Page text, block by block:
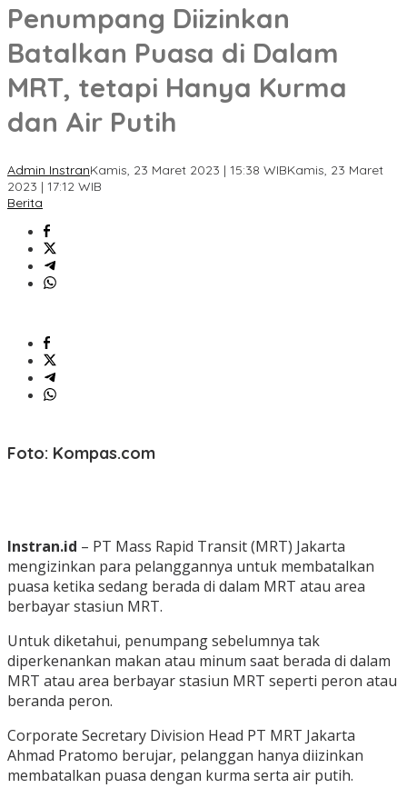
Penumpang Diizinkan
Batalkan Puasa di Dalam
MRT, tetapi Hanya Kurma
dan Air Putih
Admin InstranKamis, 23 Maret 2023 | 15:38 WIBKamis, 23 Maret
2023 | 17:12 WIB
Berita
Foto: Kompas.com
Instran.id – PT Mass Rapid Transit (MRT) Jakarta
mengizinkan para pelanggannya untuk membatalkan
puasa ketika sedang berada di dalam MRT atau area
berbayar stasiun MRT.
Untuk diketahui, penumpang sebelumnya tak
diperkenankan makan atau minum saat berada di dalam
MRT atau area berbayar stasiun MRT seperti peron atau
beranda peron.
Corporate Secretary Division Head PT MRT Jakarta
Ahmad Pratomo berujar, pelanggan hanya diizinkan
membatalkan puasa dengan kurma serta air putih.